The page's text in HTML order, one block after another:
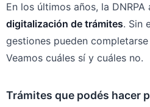
En los últimos años, la DNRPA
digitalización de trámites. Sin
gestiones pueden
Veamos cuáles sí y cuáles no.
Trámites que podés hacer